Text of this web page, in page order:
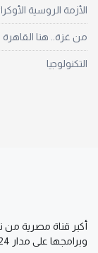
الأزمة الروسية
من غزة.. هنا القاهرة
التكنولوجيا
أكبر قناة مصرية من
وبرامجها على مدار 24 ساعة